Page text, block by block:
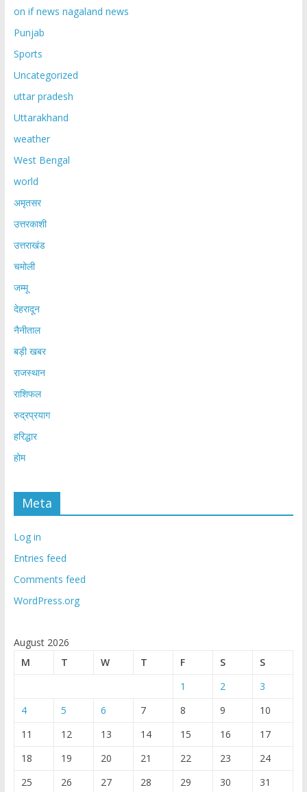
on if news nagaland news
Punjab
Sports
Uncategorized
uttar pradesh
Uttarakhand
weather
West Bengal
world
अमृतसर
उत्तरकाशी
उत्तराखंड
चमोली
जम्मू
देहरादून
नैनीताल
बड़ी खबर
राजस्थान
राशिफल
रुद्रप्रयाग
हरिद्धार
होम
Meta
Log in
Entries feed
Comments feed
WordPress.org
August 2026
M
T W T F S
S
1
2
3
4
5 6 7 8 9
10
11
12 13 14 15 16
17
18
19 20 21 22 23
24
25
26 27 28 29 30 31